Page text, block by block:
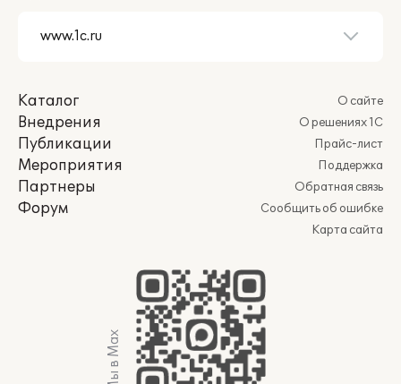
Каталог
Внедрения
Публикации
Мероприятия
Партнеры
Форум
О сайте
О решениях 1С
Прайс-лист
Поддержка
Обратная связь
Сообщить об ошибке
Карта сайта
Мы в Max